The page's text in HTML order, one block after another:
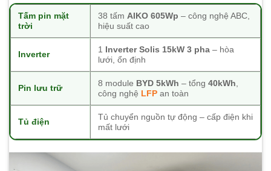
Tấm pin mặt
trời
38 tấm AIKO 605Wp – công nghệ ABC,
hiệu suất cao
Inverter
1 Inverter Solis 15kW 3 pha – hòa
lưới, ổn định
Pin lưu trữ
8 module BYD 5kWh – tổng 40kWh
công nghệ LFP an toàn
Tủ điện
Tủ chuyển nguồn tự động – cấp điện khi
mất lưới